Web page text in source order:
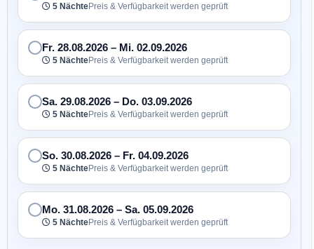
5 NächtePreis & Verfügbarkeit werden geprüft
Fr. 28.08.2026 – Mi. 02.09.2026
5 NächtePreis & Verfügbarkeit werden geprüft
Sa. 29.08.2026 – Do. 03.09.2026
5 NächtePreis & Verfügbarkeit werden geprüft
So. 30.08.2026 – Fr. 04.09.2026
5 NächtePreis & Verfügbarkeit werden geprüft
Mo. 31.08.2026 – Sa. 05.09.2026
5 NächtePreis & Verfügbarkeit werden geprüft